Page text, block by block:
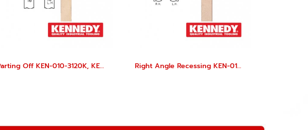
Parting Off KEN-010-3120K, KEN-010-3160K Right Angle Recessing KEN-010-6160K